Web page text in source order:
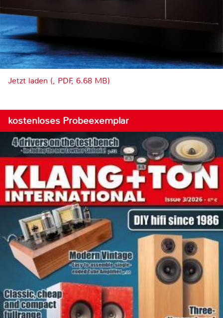
Jetzt laden (, PDF, 6.68 MB)
kostenloses Probeexemplar